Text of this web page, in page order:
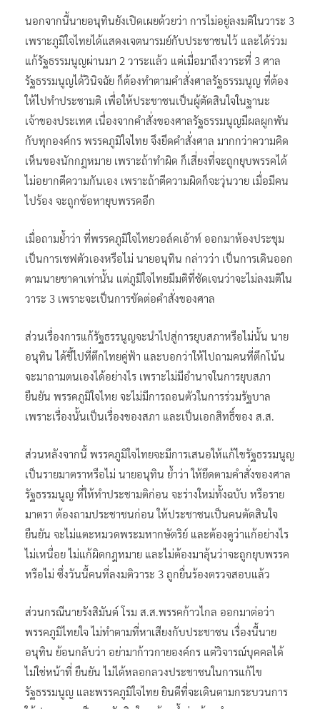
นอกจากนี้นายอนุทินยังเปิดเผยด้วยว่า การไม่อยู่ลงมติในวาระ 3
เพราะภูมิใจไทยได้แสดงเจตนารมย์กับประชาชนไว้ และได้ร่วม
แก้รัฐธรรมนูญผ่านมา 2 วาระแล้ว แต่เมื่อมาถึงวาระที่ 3 ศาล
รัฐธรรมนูญได้วินิจฉัย ก็ต้องทำตามคำสั่งศาลรัฐธรรมนูญ ที่ต้อง
ให้ไปทำประชามติ เพื่อให้ประชาชนเป็นผู้ตัดสินใจในฐานะ
เจ้าของประเทศ เนื่องจากคำสั่งของศาลรัฐธรรมนูญมีผลผูกพัน
กับทุกองค์กร พรรคภูมิใจไทย จึงยึดคำสั่งศาล มากกว่าความคิด
เห็นของนักกฎหมาย เพราะถ้าทำผิด ก็เสี่ยงที่จะถูกยุบพรรคได้
ไม่อยากตีความกันเอง เพราะถ้าตีความผิดก็จะวุ่นวาย เมื่อมีคน
ไปร้อง จะถูกข้อหายุบพรรคอีก
เมื่อถามย้ำว่า ที่พรรคภูมิใจไทยวอล์คเอ้าท์ ออกมาห้องประชุม
เป็นการเชฟตัวเองหรือไม่ นายอนุทิน กล่าวว่า เป็นการเดินออก
ตามนายชาดาเท่านั้น แต่ภูมิใจไทยมีมติที่ชัดเจนว่าจะไม่ลงมติใน
วาระ 3 เพราะจะเป็นการขัดต่อคำสั่งของศาล
ส่วนเรื่องการแก้รัฐธรรนูญจะนำไปสู่การยุบสภาหรือไม่นั้น นาย
อนุทิน ได้ชี้ไปที่ตึกไทยคู่ฟ้า และบอกว่าให้ไปถามคนที่ตึกโน้น
จะมาถามตนเองได้อย่างไร เพราะไม่มีอำนาจในการยุบสภา
ยืนยัน พรรคภูมิใจไทย จะไม่มีการถอนตัวในการร่วมรัฐบาล
เพราะเรื่องนั้นเป็นเรื่องของสภา และเป็นเอกสิทธิ์ของ ส.ส.
ส่วนหลังจากนี้ พรรคภูมิใจไทยจะมีการเสนอให้แก้ไขรัฐธรรมนูญ
เป็นรายมาตราหรือไม่ นายอนุทิน ย้ำว่า ให้ยึดตามคำสั่งของศาล
รัฐธรรมนูญ ที่ให้ทำประชามติก่อน จะร่างใหม่ทั้งฉบับ หรือราย
มาตรา ต้องถามประชาชนก่อน ให้ประชาชนเป็นคนตัดสินใจ
ยืนยัน จะไม่แตะหมวดพระมหากษัตริย์ และต้องดูว่าแก้อย่างไร
ไม่เหนื่อย ไม่แก้ผิดกฎหมาย และไม่ต้องมาลุ้นว่าจะถูกยุบพรรค
หรือไม่ ซึ่งวันนี้คนที่ลงมติวาระ 3 ถูกยื่นร้องตรวจสอบแล้ว
ส่วนกรณีนายรังสิมันต์ โรม ส.ส.พรรคก้าวไกล ออกมาต่อว่า
พรรคภูมิไทยใจ ไม่ทำตามที่หาเสียงกับประชาชน เรื่องนี้นาย
อนุทิน ย้อนกลับว่า อย่ามาก้าวกายองค์กร แต่วิจารณ์บุคคลได้
ไม่ใช่หน้าที่ ยืนยัน ไม่ได้หลอกลวงประชาชนในการแก้ไข
รัฐธรรมนูญ และพรรคภูมิใจไทย ยินดีที่จะเดินตามกระบวนการ